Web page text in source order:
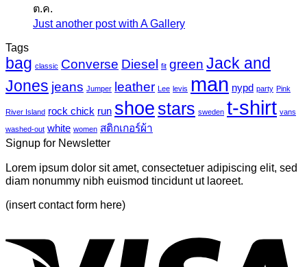
นวาส
ไว
mural-
tropical
leaves-
ต.ค.
Just another post with A Galleryไม่มี
เห็น
บน
Just
another
post
Tags
bag classic Converse Diesel fit green Jack and
Jones jeans Jumper leather Lee levis man nypd party Pink
River Island rock chick run shoe stars sweden t-shirt vans
washed-out white women สติกเกอร์ผ้า
Signup for Newsletter
Lorem ipsum dolor sit amet, consectetuer adipiscing elit, sed
diam nonummy nibh euismod tincidunt ut laoreet.
(insert contact form here)